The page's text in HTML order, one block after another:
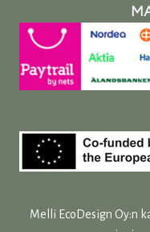
Melli EcoDesign Oy:n